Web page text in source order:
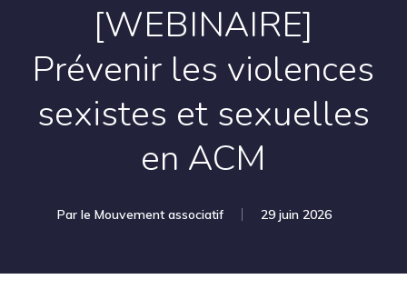
[WEBINAIRE]
Prévenir les violences
sexistes et sexuelles
en ACM
Par le Mouvement associatif 29 juin 2026